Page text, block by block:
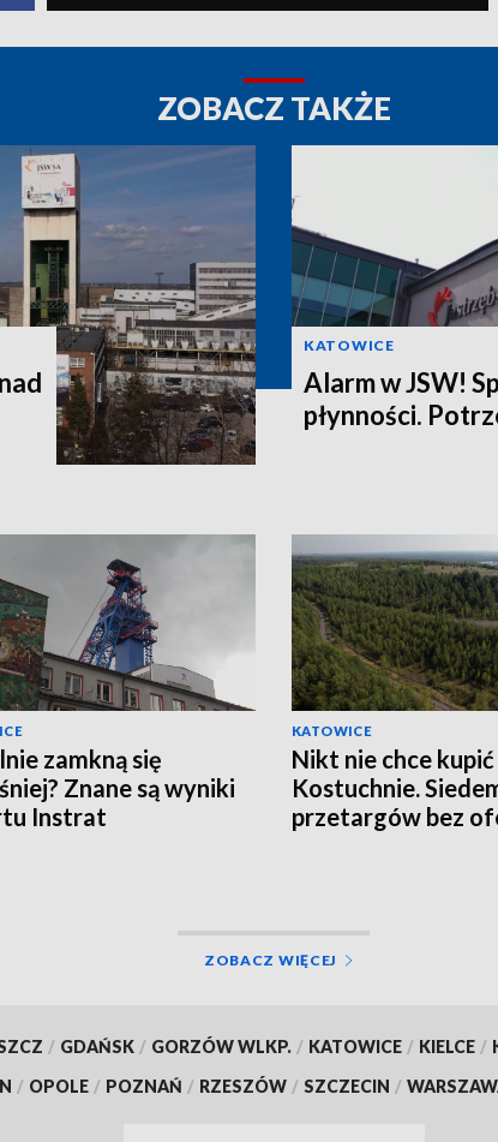
ZOBACZ TAKŻE
KATOWICE
Alarm w JSW!
płynności.
zamkną się
Znane są wyniki
Instrat
KATOWICE
Nikt nie chce kupić
Kostuchnie.
przetargów bez
ZOBACZ WIĘCEJ
/ GDAŃSK / GORZÓW WLKP. / KATOWICE / KIELCE /
/ OPOLE / POZNAŃ / RZESZÓW / SZCZECIN /